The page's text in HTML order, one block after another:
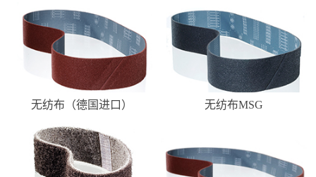
无纺布（德国进口） 无纺布MSG